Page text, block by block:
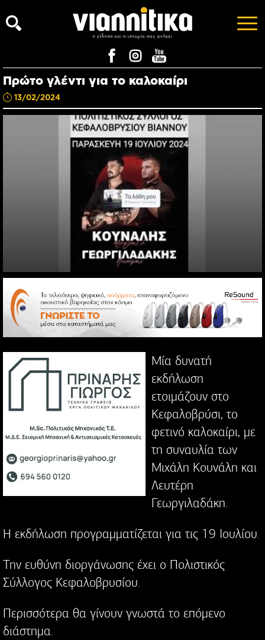
Πρώτο γλέντι για το καλοκαίρι
13/02/2024
Μία δυνατή
εκδήλωση
ετοιμάζουν στο
Κεφαλοβρύσι, το
φετινό καλοκαίρι, με
τη συναυλία των
Μιχάλη Κουνάλη και
Λευτέρη
Γεωργιλαδάκη.
Η εκδήλωση προγραμματίζεται για τις 19 Ιουλίου.
Την ευθύνη διοργάνωσης έχει ο Πολιστικός
Σύλλογος Κεφαλοβρυσίου.
Περισσότερα θα γίνουν γνωστά το επόμενο
διάστημα.